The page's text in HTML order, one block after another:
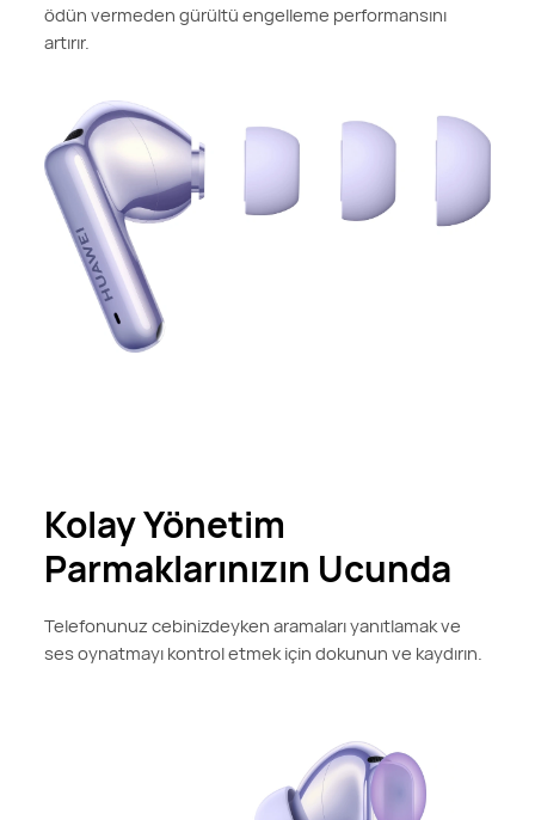
ödün vermeden gürültü engelleme performansını
artırır.
Kolay Yönetim
Parmaklarınızın Ucunda
Telefonunuz cebinizdeyken aramaları yanıtlamak ve
ses oynatmayı kontrol etmek için dokunun ve kaydırın.